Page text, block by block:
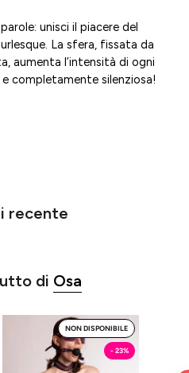
unisci il piacere del
La sfera, fissata da
aumenta l’intensità di ogni
completamente silenziosa!
recente
di Osa
Atena
Set
-
NON DISPONIBILE
- 23%